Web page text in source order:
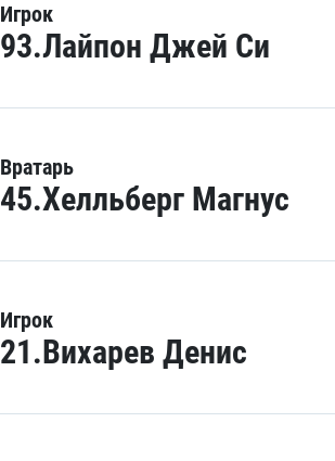
Игрок
93.Лайпон Джей Си
Вратарь
45.Хелльберг Магнус
Игрок
21.Вихарев Денис